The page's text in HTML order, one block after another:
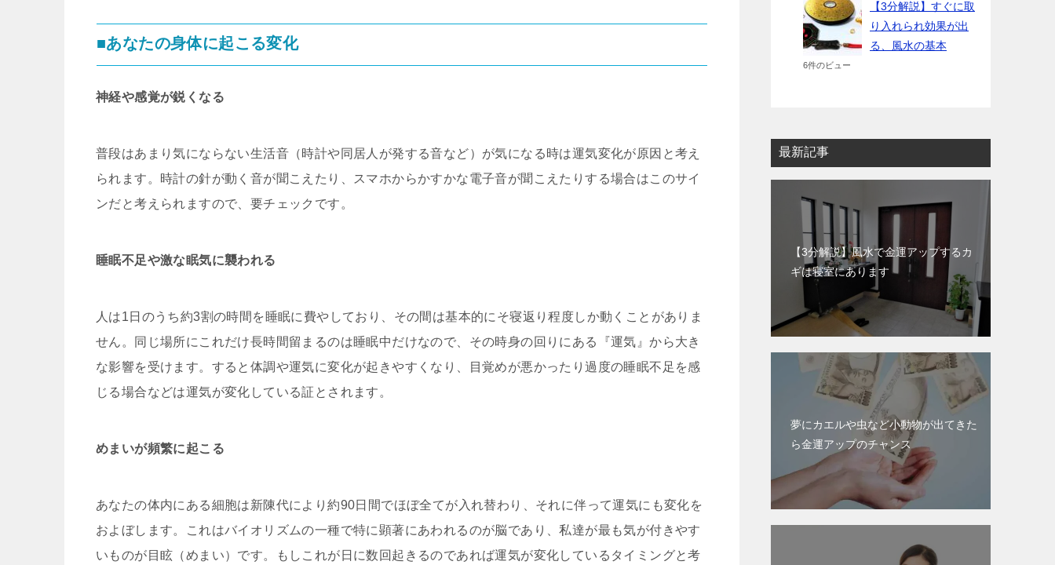
■あなたの身体に起こる変化
神経や感覚が鋭くなる
普段はあまり気にならない生活音（時計や同居人が発する音など）が気になる時は運気変化が原因と考え
られます。時計の針が動く音が聞こえたり、スマホからかすかな電子音が聞こえたりする場合はこのサイ
ンだと考えられますので、要チェックです。
睡眠不足や激な眠気に襲われる
人は1日のうち約3割の時間を睡眠に費やしており、その間は基本的にそ寝返り程度しか動くことがありま
せん。同じ場所にこれだけ長時間留まるのは睡眠中だけなので、その時身の回りにある『運気』から大き
な影響を受けます。すると体調や運気に変化が起きやすくなり、目覚めが悪かったり過度の睡眠不足を感
じる場合などは運気が変化している証とされます。
めまいが頻繁に起こる
あなたの体内にある細胞は新陳代により約90日間でほぼ全てが入れ替わり、それに伴って運気にも変化を
およぼします。これはバイオリズムの一種で特に顕著にあわれるのが脳であり、私達が最も気が付きやす
いものが目眩（めまい）です。もしこれが日に数回起きるのであれば運気が変化しているタイミングと考
【3分解説】すぐに取
り入れられ効果が出
る、風水の基本
6件のビュー
最新記事
【3分解説】風水で金運アップするカ
ギは寝室にあります
夢にカエルや虫など小動物が出てきた
ら金運アップのチャンス